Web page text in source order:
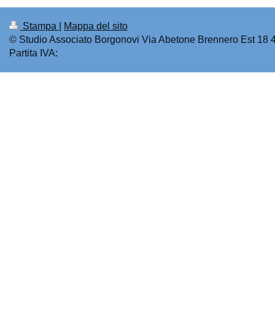
Stampa
Mappa del sito
© Studio Associato Borgonovi Via Abetone Brennero Est 18
Partita IVA: